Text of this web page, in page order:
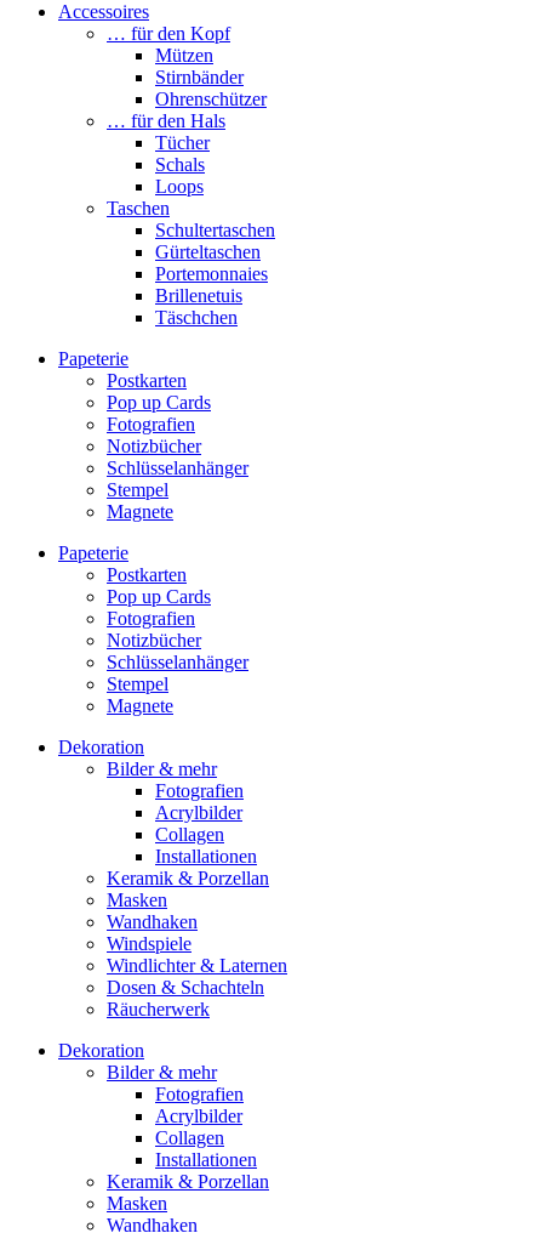
Accessoires
… für den Kopf
Mützen
Stirnbänder
Ohrenschützer
… für den Hals
Tücher
Schals
Loops
Taschen
Schultertaschen
Gürteltaschen
Portemonnaies
Brillenetuis
Täschchen
Papeterie
Postkarten
Pop up Cards
Fotografien
Notizbücher
Schlüsselanhänger
Stempel
Magnete
Papeterie
Postkarten
Pop up Cards
Fotografien
Notizbücher
Schlüsselanhänger
Stempel
Magnete
Dekoration
Bilder & mehr
Fotografien
Acrylbilder
Collagen
Installationen
Keramik & Porzellan
Masken
Wandhaken
Windspiele
Windlichter & Laternen
Dosen & Schachteln
Räucherwerk
Dekoration
Bilder & mehr
Fotografien
Acrylbilder
Collagen
Installationen
Keramik & Porzellan
Masken
Wandhaken